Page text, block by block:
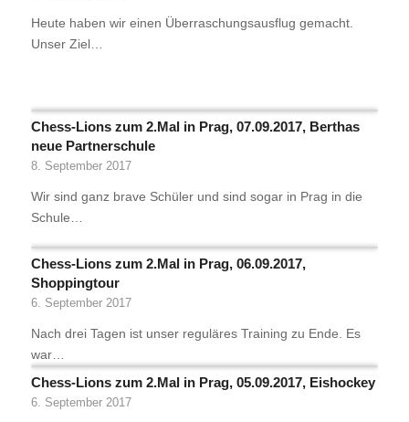
Heute haben wir einen Überraschungsausflug gemacht.
Unser Ziel…
Chess-Lions zum 2.Mal in Prag, 07.09.2017, Berthas
neue Partnerschule
8. September 2017
Wir sind ganz brave Schüler und sind sogar in Prag in die
Schule…
Chess-Lions zum 2.Mal in Prag, 06.09.2017,
Shoppingtour
6. September 2017
Nach drei Tagen ist unser reguläres Training zu Ende. Es
war…
Chess-Lions zum 2.Mal in Prag, 05.09.2017, Eishockey
6. September 2017